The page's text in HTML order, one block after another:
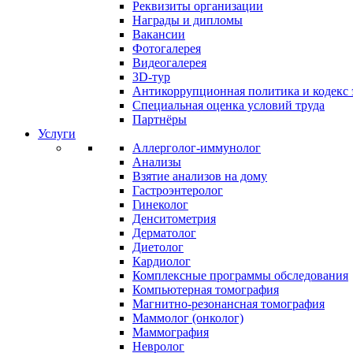
Реквизиты организации
Награды и дипломы
Вакансии
Фотогалерея
Видеогалерея
3D-тур
Антикоррупционная политика и кодекс
Специальная оценка условий труда
Партнёры
Услуги
Аллерголог-иммунолог
Анализы
Взятие анализов на дому
Гастроэнтеролог
Гинеколог
Денситометрия
Дерматолог
Диетолог
Кардиолог
Комплексные программы обследования
Компьютерная томография
Магнитно-резонансная томография
Маммолог (онколог)
Маммография
Невролог